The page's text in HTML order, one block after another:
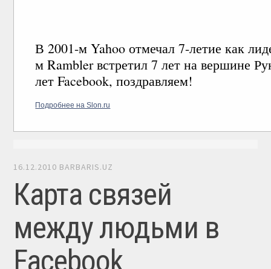
В 2001-м Yahoo отмечал 7-летие как
м Rambler встретил 7 лет на вершине
лет Facebook, поздравляем!
Подробнее на Slon.ru
16.12.2010 BARBARIS.UZ
Карта связей
между людьми в
Facebook